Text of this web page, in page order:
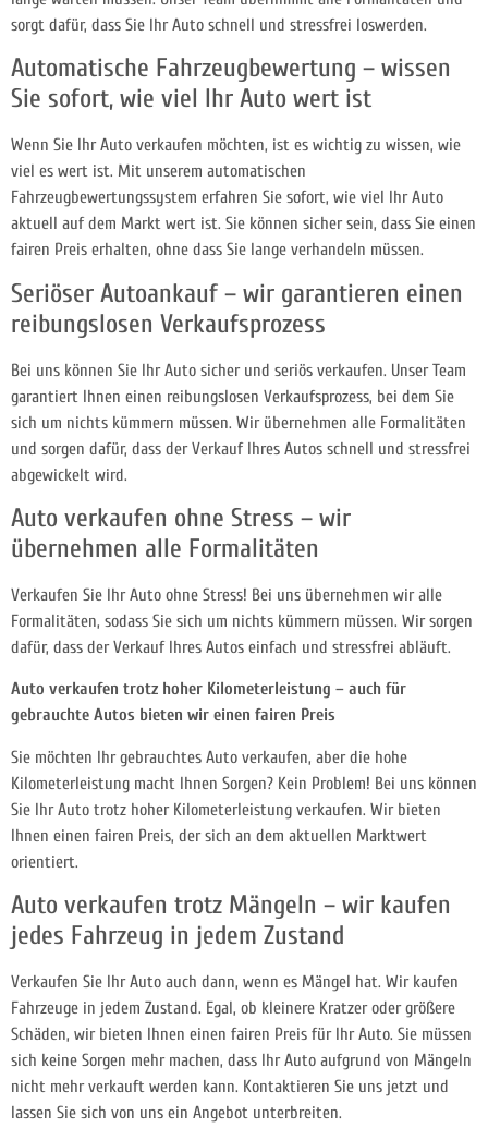
sorgt dafür, dass Sie Ihr Auto schnell und stressfrei loswerden.
Automatische Fahrzeugbewertung – wissen
Sie sofort, wie viel Ihr Auto wert ist
Wenn Sie Ihr Auto verkaufen möchten, ist es wichtig zu wissen, wie
viel es wert ist. Mit unserem automatischen
Fahrzeugbewertungssystem erfahren Sie sofort, wie viel Ihr Auto
aktuell auf dem Markt wert ist. Sie können sicher sein, dass Sie einen
fairen Preis erhalten, ohne dass Sie lange verhandeln müssen.
Seriöser Autoankauf – wir garantieren einen
reibungslosen Verkaufsprozess
Bei uns können Sie Ihr Auto sicher und seriös verkaufen. Unser Team
garantiert Ihnen einen reibungslosen Verkaufsprozess, bei dem Sie
sich um nichts kümmern müssen. Wir übernehmen alle Formalitäten
und sorgen dafür, dass der Verkauf Ihres Autos schnell und stressfrei
abgewickelt wird.
Auto verkaufen ohne Stress – wir
übernehmen alle Formalitäten
Verkaufen Sie Ihr Auto ohne Stress! Bei uns übernehmen wir alle
Formalitäten, sodass Sie sich um nichts kümmern müssen. Wir sorgen
dafür, dass der Verkauf Ihres Autos einfach und stressfrei abläuft.
Auto verkaufen trotz hoher Kilometerleistung – auch für
gebrauchte Autos bieten wir einen fairen Preis
Sie möchten Ihr gebrauchtes Auto verkaufen, aber die hohe
Kilometerleistung macht Ihnen Sorgen? Kein Problem! Bei uns können
Sie Ihr Auto trotz hoher Kilometerleistung verkaufen. Wir bieten
Ihnen einen fairen Preis, der sich an dem aktuellen Marktwert
orientiert.
Auto verkaufen trotz Mängeln – wir kaufen
jedes Fahrzeug in jedem Zustand
Verkaufen Sie Ihr Auto auch dann, wenn es Mängel hat. Wir kaufen
Fahrzeuge in jedem Zustand. Egal, ob kleinere Kratzer oder größere
Schäden, wir bieten Ihnen einen fairen Preis für Ihr Auto. Sie müssen
sich keine Sorgen mehr machen, dass Ihr Auto aufgrund von Mängeln
nicht mehr verkauft werden kann. Kontaktieren Sie uns jetzt und
lassen Sie sich von uns ein Angebot unterbreiten.